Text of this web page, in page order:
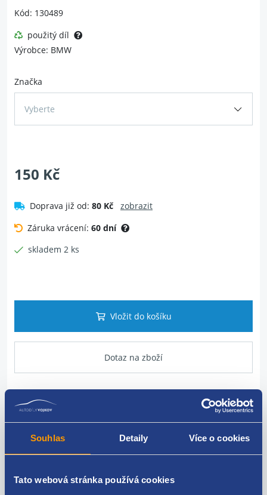
Souhlas Detaily Více o cookies
Tato webová stránka používá cookies
Kód: 130489
použitý díl
Výrobce: BMW
Značka
Vyberte
150 Kč
Doprava již od: 80 Kč
zobrazit
Záruka vrácení: 60 dní
skladem 2 ks
Vložit do košíku
Dotaz na zboží
Popis produktu
Vysokotlaká trubka vstřikování paliva